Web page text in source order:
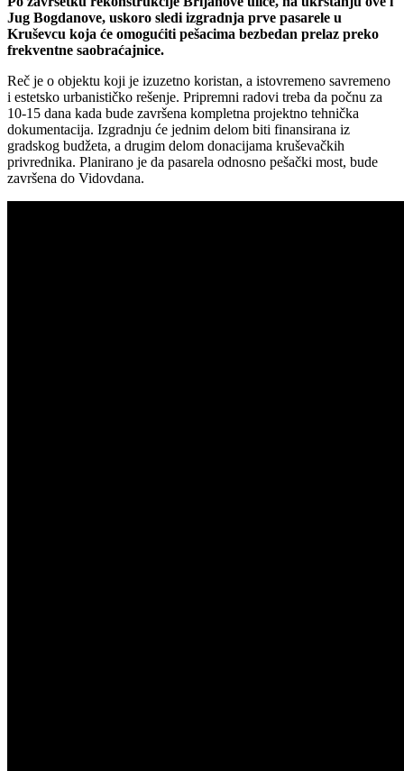
Jug Bogdanove, uskoro sledi izgradnja prve pasarele u
Kruševcu koja će omogućiti pešacima bezbedan prelaz preko
frekventne saobraćajnice.
Reč je o objektu koji je izuzetno koristan, a istovremeno savremeno
i estetsko urbanističko rešenje. Pripremni radovi treba da počnu za
10-15 dana kada bude završena kompletna projektno tehnička
dokumentacija. Izgradnju će jednim delom biti finansirana iz
gradskog budžeta, a drugim delom donacijama kruševačkih
privrednika. Planirano je da pasarela odnosno pešački most, bude
završena do Vidovdana.